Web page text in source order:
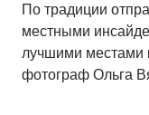
По традиции
местными
лучшими местами
фотограф Ольга